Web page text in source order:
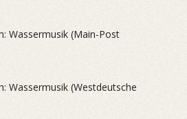
Wassermusik (Main-Post
Wassermusik (Westdeutsche